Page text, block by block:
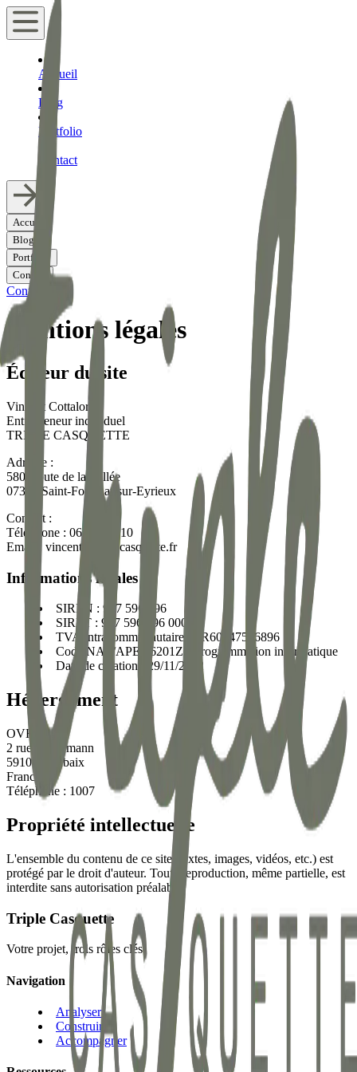
Accueil
Blog
Portfolio
Contact
Accueil
Blog
Portfolio
Contact
Contacter
Mentions légales
Éditeur du site
Vincent Cottalorda
Entrepreneur individuel
TRIPLE CASQUETTE
Adresse :
580 Route de la Vallée
07360
Saint-Fortunat-sur-Eyrieux
Contact :
Téléphone : 0658777310
Email : vincent@triplecasquette.fr
Informations légales
SIREN : 947 596 896
SIRET : 947 596 896 00029
TVA Intracommunautaire :
FR60947596896
Code NAF/APE :
6201Z - Programmation informatique
Date de création :
29/11/2022
Hébergement
OVH
2 rue Kellermann
59100 Roubaix
France
Téléphone : 1007
Propriété intellectuelle
L'ensemble du contenu de ce site (textes, images, vidéos, etc.) est
protégé par le droit d'auteur. Toute reproduction, même partielle, est
interdite sans autorisation préalable.
Triple Casquette
Votre projet, trois rôles clés.
Navigation
Analyser
Construire
Accompagner